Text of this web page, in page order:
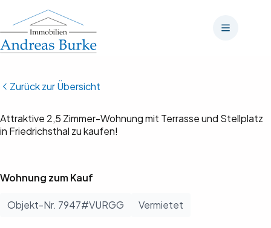
Inhalt
springen
Zurück zur Übersicht
Attraktive 2,5 Zimmer-Wohnung mit Terrasse und Stellplatz
in Friedrichsthal zu kaufen!
Bilder anzeigen (3)
Wohnung zum Kauf
Objekt-Nr. 7947#VURGG Vermietet